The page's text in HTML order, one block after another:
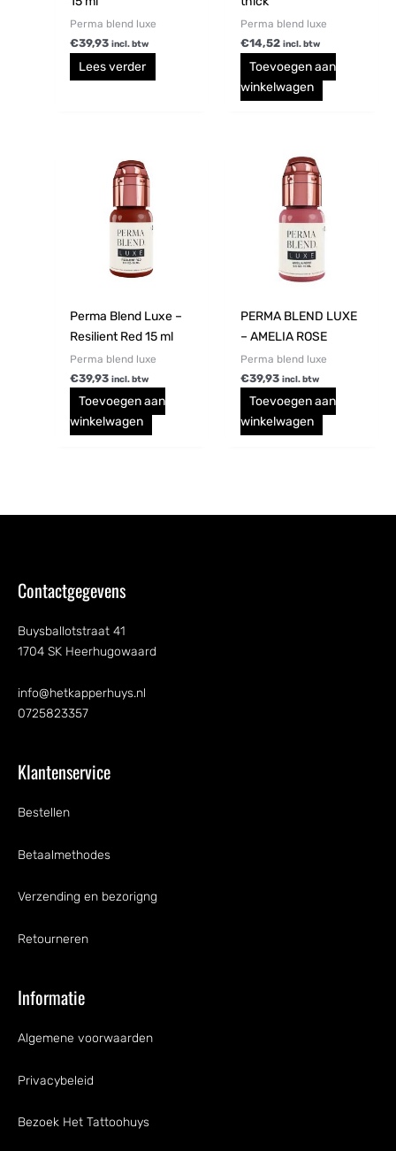
Perma blend luxe
€39,93 incl. btw
Lees verder
Perma blend luxe
€14,52 incl. btw
Toevoegen aan
winkelwagen
Perma Blend Luxe –
Resilient Red 15 ml
Perma blend luxe
€39,93 incl. btw
Toevoegen aan
winkelwagen
PERMA BLEND LUXE
– AMELIA ROSE
Perma blend luxe
€39,93 incl. btw
Toevoegen aan
winkelwagen
Contactgegevens
Buysballotstraat 41
1704 SK Heerhugowaard
info@hetkapperhuys.nl
0725823357
Klantenservice
Bestellen
Betaalmethodes
Verzending en bezorigng
Retourneren
Informatie
Algemene voorwaarden
Privacybeleid
Bezoek Het Tattoohuys